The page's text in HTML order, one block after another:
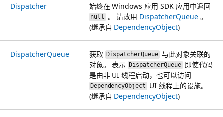
Dispatcher 始终在 Windows 应用 SDK 应用中返回
null 。 请改用 DispatcherQueue。
(继承自 DependencyObject)
DispatcherQueue 获取 DispatcherQueue 与此对象关联的
对象。 表示 DispatcherQueue 即使代码
是由非 UI 线程启动，也可以访问
DependencyObject
UI 线程上的设施。
(继承自 DependencyObject)